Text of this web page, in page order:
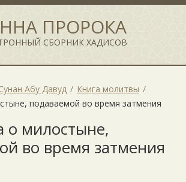
ПРОРОКА
СБОРНИК ХАДИСОВ
Абу Давуд
Книга молитвы
подаваемой во время затмения
о милостыне,
во время затмения